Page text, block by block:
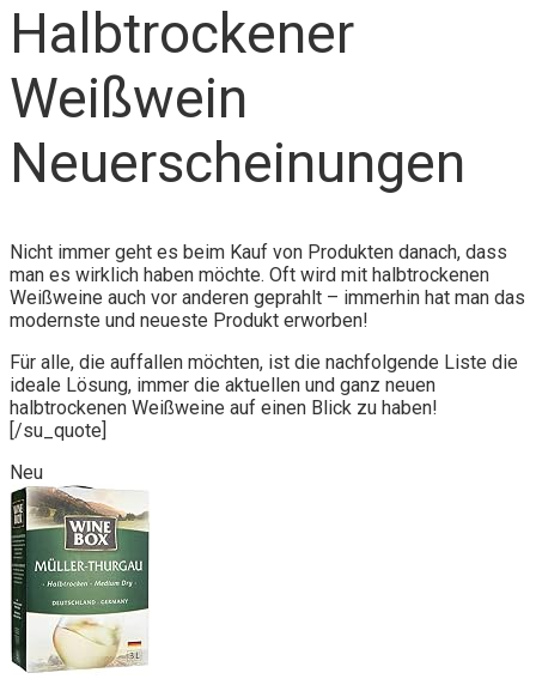
Halbtrockener
Weißwein
Neuerscheinungen
Nicht immer geht es beim Kauf von Produkten danach, dass
man es wirklich haben möchte. Oft wird mit halbtrockenen
Weißweine auch vor anderen geprahlt – immerhin hat man das
modernste und neueste Produkt erworben!
Für alle, die auffallen möchten, ist die nachfolgende Liste die
ideale Lösung, immer die aktuellen und ganz neuen
halbtrockenen Weißweine auf einen Blick zu haben!
[/su_quote]
Neu